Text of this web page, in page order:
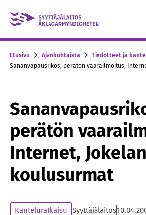
Skip to content -saavutettavuusohje
Etusivu Ajankohtaista
Tiedotteet ja
Sananvapausrikos, perätön vaarailmoitus,
perätön
Internet,
koulusurmat
Kanteluratkaisu Syyttäjälaitos